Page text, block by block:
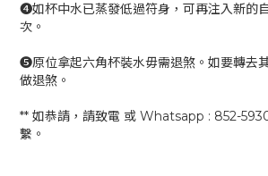
❹如杯中水已蒸發低過符身，可再注入新的
次。
❺原位拿起六角杯裝水毋需退煞。如要轉去
做退煞。
** 如恭請，請致電 或 Whatsapp : 852-
繫。